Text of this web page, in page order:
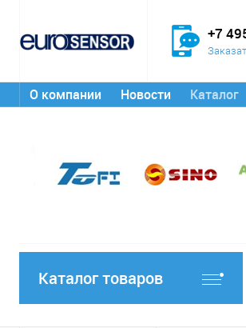
+7
О компании Новости Каталог
Каталог товаров